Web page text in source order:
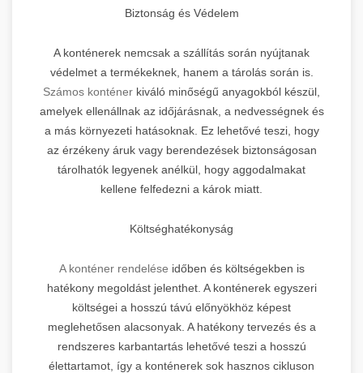
Biztonság és Védelem
A konténerek nemcsak a szállítás során nyújtanak
védelmet a termékeknek, hanem a tárolás során is.
Számos konténer kiváló minőségű anyagokból készül,
amelyek ellenállnak az időjárásnak, a nedvességnek és
a más környezeti hatásoknak. Ez lehetővé teszi, hogy
az érzékeny áruk vagy berendezések biztonságosan
tárolhatók legyenek anélkül, hogy aggodalmakat
kellene felfedezni a károk miatt.
Költséghatékonyság
A konténer rendelése időben és költségekben is
hatékony megoldást jelenthet. A konténerek egyszeri
költségei a hosszú távú előnyökhöz képest
meglehetősen alacsonyak. A hatékony tervezés és a
rendszeres karbantartás lehetővé teszi a hosszú
élettartamot, így a konténerek sok hasznos cikluson